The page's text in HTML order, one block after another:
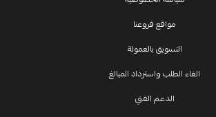
مواقع فروعنا
التسويق بالعمولة
الغاء الطلب واسترداد المبالغ
الدعم الفني